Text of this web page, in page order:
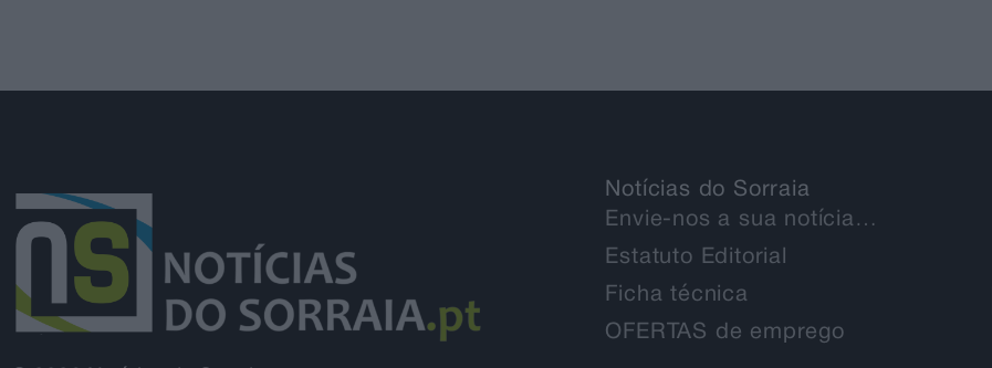
Notícias do Sorraia
Envie-nos a sua notícia…
Estatuto Editorial
Ficha técnica
OFERTAS de emprego